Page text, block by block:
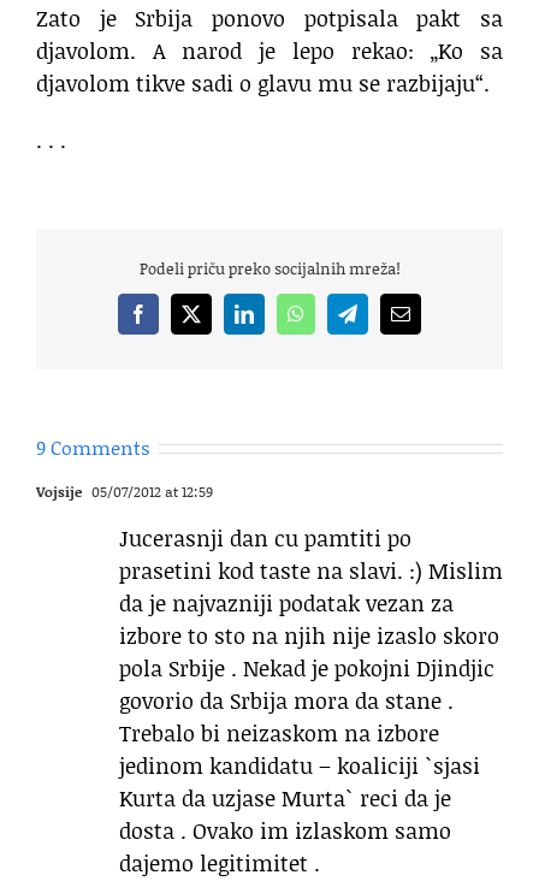
Zato je Srbija ponovo potpisala pakt sa
djavolom. A narod je lepo rekao: „Ko sa
djavolom tikve sadi o glavu mu se razbijaju“.
. . .
Podeli priču preko socijalnih mreža!
Facebook
X LinkedInWhatsAppTelegramEmail
9 Comments
Vojsije 05/07/2012 at 12:59
Jucerasnji dan cu pamtiti po
prasetini kod taste na slavi. :) Mislim
da je najvazniji podatak vezan za
izbore to sto na njih nije izaslo skoro
pola Srbije . Nekad je pokojni Djindjic
govorio da Srbija mora da stane .
Trebalo bi neizaskom na izbore
jedinom kandidatu – koaliciji `sjasi
Kurta da uzjase Murta` reci da je
dosta . Ovako im izlaskom samo
dajemo legitimitet .